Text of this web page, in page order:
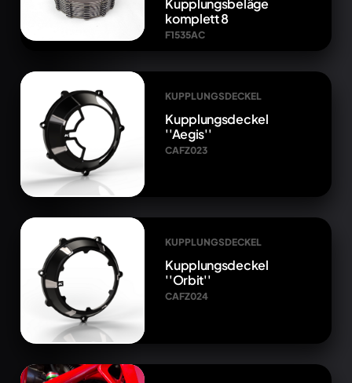
Kupplungsbeläge
komplett 8
F1535AC
KUPPLUNGSDECKEL
Kupplungsdeckel
''Aegis''
CAFZ023
KUPPLUNGSDECKEL
Kupplungsdeckel
''Orbit''
CAFZ024